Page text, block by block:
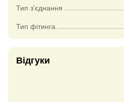
Тип з'єднання
Тип фітинга
Відгуки